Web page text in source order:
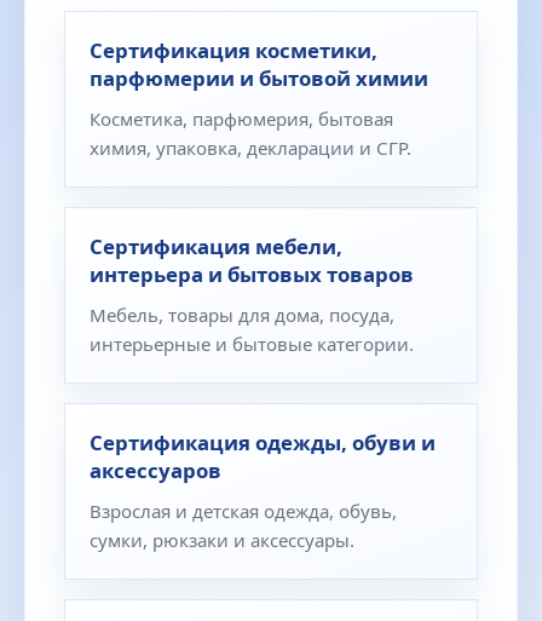
Сертификация косметики,
парфюмерии и бытовой химии
Косметика, парфюмерия, бытовая
химия, упаковка, декларации и СГР.
Сертификация мебели,
интерьера и бытовых товаров
Мебель, товары для дома, посуда,
интерьерные и бытовые категории.
Сертификация одежды, обуви и
аксессуаров
Взрослая и детская одежда, обувь,
сумки, рюкзаки и аксессуары.